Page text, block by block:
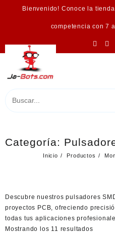
Bienvenido! Conoce la
competencia con 7
Categoría:
Inicio Productos
Descubre nuestrospulsadores
proyectos PCB, ofreciendo
todas tus aplicaciones
Mostrando los 11 resultados